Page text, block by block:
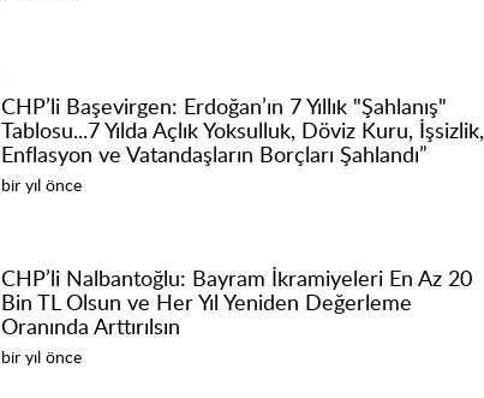
CHP’li Başevirgen: Erdoğan’ın 7 Yıllık "Şahlanış"
Tablosu...7 Yılda Açlık Yoksulluk, Döviz Kuru, İşsizlik,
Enflasyon ve Vatandaşların Borçları Şahlandı”
bir yıl önce
CHP’li Nalbantoğlu: Bayram İkramiyeleri En Az 20
Bin TL Olsun ve Her Yıl Yeniden Değerleme
Oranında Arttırılsın
bir yıl önce